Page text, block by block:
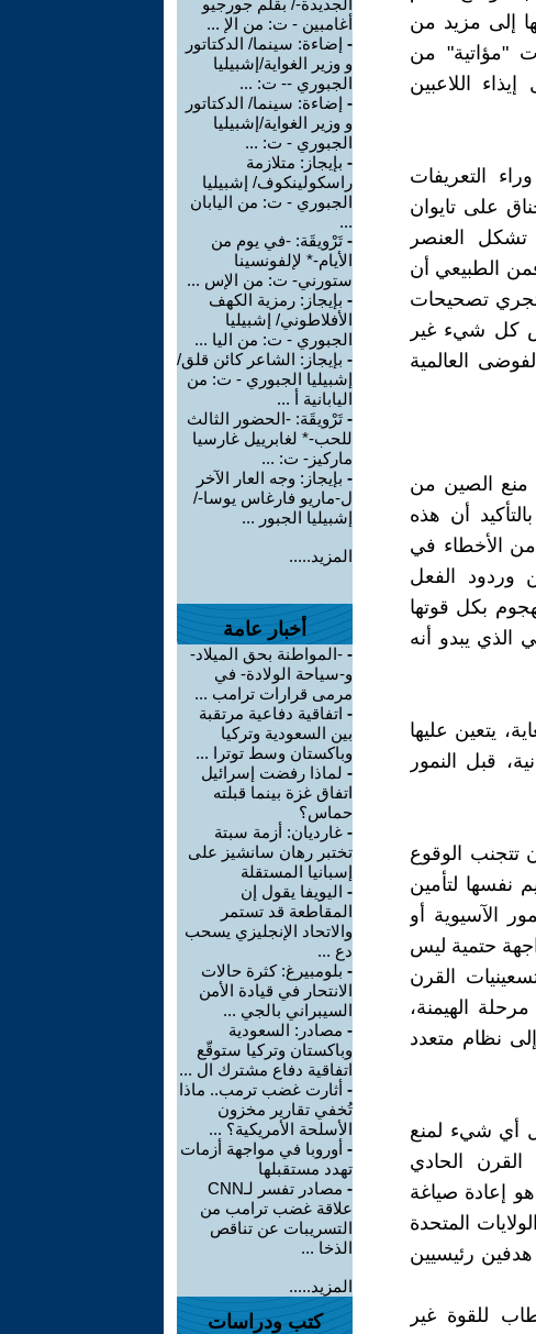
إلى مزيد من
"مؤاتية" من
اللاعبين
التعريفات
على تايوان
تشكل العنصر
الطبيعي أن
تجري تصحيحات
كل شيء غير
العالمية
منع الصين من
أن هذه
من الأخطاء في
وردود الفعل
بكل قوتها
الصيني الذي يبدو أنه
يتعين عليها
قبل النمور
تتجنب الوقوع
نفسها لتأمين
الآسيوية أو
حتمية ليس
القرن
ــ بل ودخولها مرحلة الهيمنة،
نظام متعدد
أي شيء لمنع
الحادي
إعادة صياغة
المتحدة
هدفين رئيسيين
للقوة غير
الجديدة-/ بقلم جورجيو
أغامبين - ت: من الإ ...
- إضاءة: سينما/ الدكتاتور
و وزير الغواية/إشبيليا
الجبوري -- ت: ...
- إضاءة: سينما/ الدكتاتور
و وزير الغواية/إشبيليا
الجبوري - ت: ...
- بإيجاز: متلازمة
راسكولينكوف/ إشبيليا
الجبوري - ت: من اليابان
...
- تَرْويقَة: -في يوم من
الأيام-* لإلفونسينا
ستورني- ت: من الإس ...
- بإيجاز: رمزية الكهف
الأفلاطوني/ إشبيليا
الجبوري - ت: من اليا ...
- بإيجاز: الشاعر كائن قلق/
إشبيليا الجبوري - ت: من
اليابانية أ ...
- تَرْويقَة: -الحضور الثالث
للحب-* لغابرييل غارسيا
ماركيز- ت: ...
- بإيجاز: وجه العار الآخر
ل-ماريو فارغاس يوسا-/
إشبيليا الجبور ...
المزيد.....
أخبار عامة
- -المواطنة بحق الميلاد-
و-سياحة الولادة- في
مرمى قرارات ترامب ...
- اتفاقية دفاعية مرتقبة
بين السعودية وتركيا
وباكستان وسط توترا ...
- لماذا رفضت إسرائيل
اتفاق غزة بينما قبلته
حماس؟
- غارديان: أزمة سبتة
تختبر رهان سانشيز على
إسبانيا المستقلة
- اليويفا يقول إن
المقاطعة قد تستمر
والاتحاد الإنجليزي يسحب
دع ...
- بلومبيرغ: كثرة حالات
الانتحار في قيادة الأمن
السيبراني بالجي ...
- مصادر: السعودية
وباكستان وتركيا ستوقّع
اتفاقية دفاع مشترك ال ...
- أثارت غضب ترمب.. ماذا
تُخفي تقارير مخزون
الأسلحة الأمريكية؟ ...
- أوروبا في مواجهة أزمات
تهدد مستقبلها
-
مصادر تفسر لـCNN
علاقة غضب ترامب من
التسريبات عن تناقص
الذخا ...
المزيد.....
كتب ودراسات